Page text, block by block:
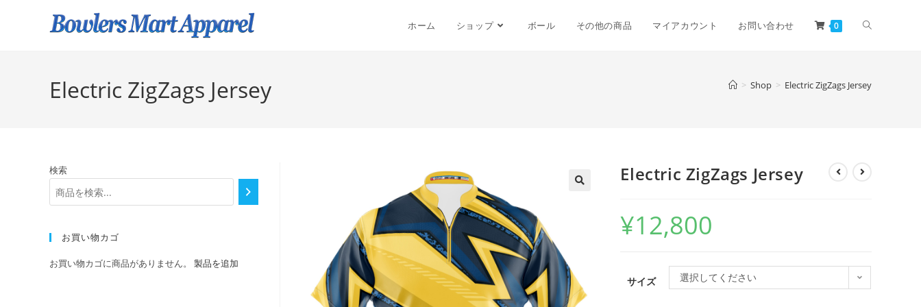
ホーム ショップ ボール その他の商品 マイアカウント お問い合わせ 0
Electric ZigZags Jersey > Shop > Electric ZigZags Jersey
Electric ZigZags Jersey
¥12,800
サイズ 選択してください
検索
お買い物カゴ
お買い物カゴに商品がありません。 製品を追加